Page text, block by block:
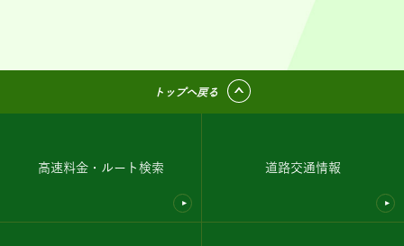
トップへ戻る
高速料金・ルート検索 道路交通情報